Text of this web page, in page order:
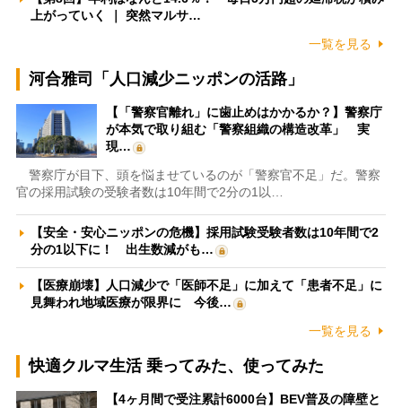
上がっていく ｜ 突然マルサ…
一覧を見る
河合雅司「人口減少ニッポンの活路」
【「警察官離れ」に歯止めはかかるか？】警察庁
が本気で取り組む「警察組織の構造改革」 実
現…
警察庁が目下、頭を悩ませているのが「警察官不足」だ。警察
官の採用試験の受験者数は10年間で2分の1以…
【安全・安心ニッポンの危機】採用試験受験者数は10年間で2
分の1以下に！ 出生数減がも…
【医療崩壊】人口減少で「医師不足」に加えて「患者不足」に
見舞われ地域医療が限界に 今後…
一覧を見る
快適クルマ生活 乗ってみた、使ってみた
【4ヶ月間で受注累計6000台】BEV普及の障壁と